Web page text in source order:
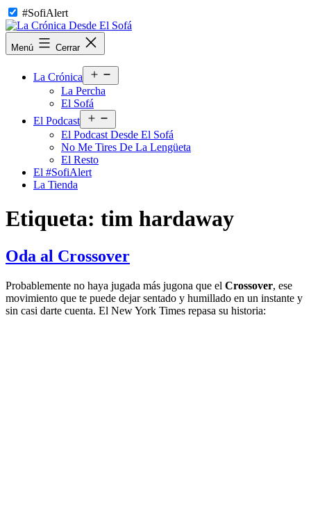
Saltar
al
contenido
#SofiAlert
La
Crónica
Menú Cerrar
La Crónica
el
La Percha
El Sofá
El Podcast
el
menú
El Podcast Desde El Sofá
No Me Tires De La Lengüeta
El Resto
El #SofiAlert
La Tienda
Etiqueta: tim hardaway
Oda al Crossover
Probablemente no haya jugada más jugona que el Crossover, ese
movimiento que te puede dejar sentado y humillado en un instante y
sin casi darte cuenta. El New York Times repasa su historia: